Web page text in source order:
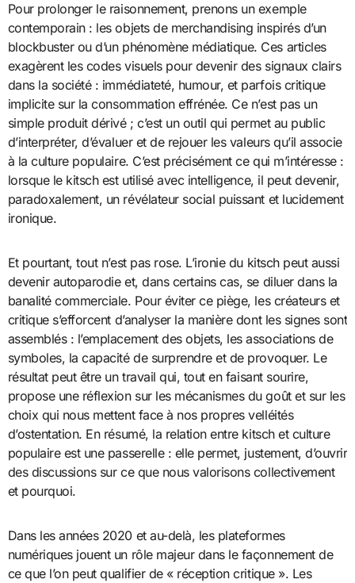
Pour prolonger le raisonnement, prenons un exemple
contemporain : les objets de merchandising inspirés d’un
blockbuster ou d’un phénomène médiatique. Ces articles
exagèrent les codes visuels pour devenir des signaux clairs
dans la société : immédiateté, humour, et parfois critique
implicite sur la consommation effrénée. Ce n’est pas un
simple produit dérivé ; c’est un outil qui permet au public
d’interpréter, d’évaluer et de rejouer les valeurs qu’il associe
à la culture populaire. C’est précisément ce qui m’intéresse :
lorsque le kitsch est utilisé avec intelligence, il peut devenir,
paradoxalement, un révélateur social puissant et lucidement
ironique.
Et pourtant, tout n’est pas rose. L’ironie du kitsch peut aussi
devenir autoparodie et, dans certains cas, se diluer dans la
banalité commerciale. Pour éviter ce piège, les créateurs et
critique s’efforcent d’analyser la manière dont les signes sont
assemblés : l’emplacement des objets, les associations de
symboles, la capacité de surprendre et de provoquer. Le
résultat peut être un travail qui, tout en faisant sourire,
propose une réflexion sur les mécanismes du goût et sur les
choix qui nous mettent face à nos propres velléités
d’ostentation. En résumé, la relation entre kitsch et culture
populaire est une passerelle : elle permet, justement, d’ouvrir
des discussions sur ce que nous valorisons collectivement
et pourquoi.
Dans les années 2020 et au-delà, les plateformes
numériques jouent un rôle majeur dans le façonnement de
ce que l’on peut qualifier de « réception critique ». Les